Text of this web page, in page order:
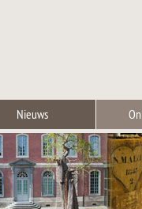
Nieuws